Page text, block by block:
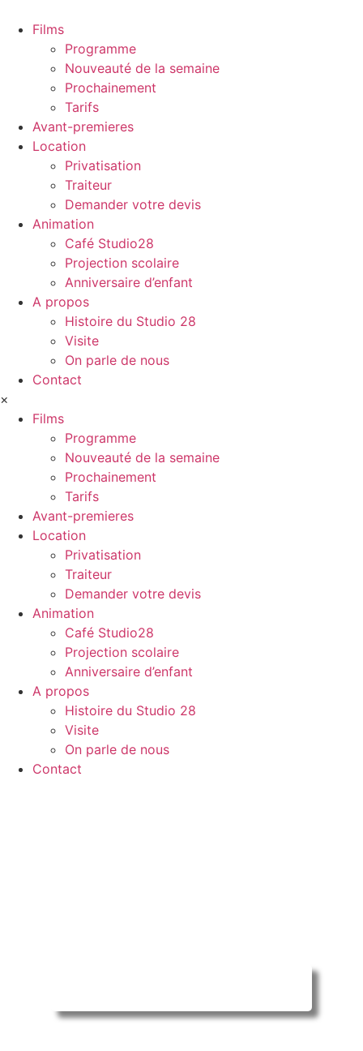
Films
Programme
Nouveauté de la semaine
Prochainement
Tarifs
Avant-premieres
Location
Privatisation
Traiteur
Demander votre devis
Animation
Café Studio28
Projection scolaire
Anniversaire d’enfant
A propos
Histoire du Studio 28
Visite
On parle de nous
Contact
×
Films
Programme
Nouveauté de la semaine
Prochainement
Tarifs
Avant-premieres
Location
Privatisation
Traiteur
Demander votre devis
Animation
Café Studio28
Projection scolaire
Anniversaire d’enfant
A propos
Histoire du Studio 28
Visite
On parle de nous
Contact